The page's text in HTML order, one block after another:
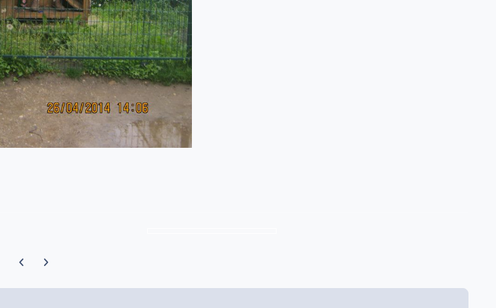
Предыдущий слайд карусели
Следующий слайд карусели